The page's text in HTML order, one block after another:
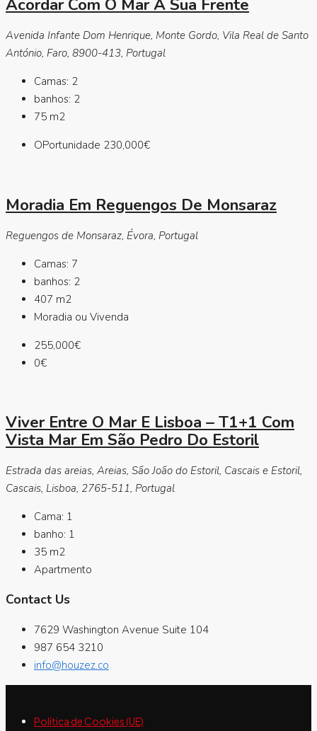
Acordar Com O Mar À Sua Frente
Avenida Infante Dom Henrique, Monte Gordo, Vila Real de Santo
António, Faro, 8900-413, Portugal
Camas: 2
banhos: 2
75 m2
OPortunidade 230,000€
Moradia Em Reguengos De Monsaraz
Reguengos de Monsaraz, Évora, Portugal
Camas: 7
banhos: 2
407 m2
Moradia ou Vivenda
255,000€
0€
Viver Entre O Mar E Lisboa – T1+1 Com
Vista Mar Em São Pedro Do Estoril
Estrada das areias, Areias, São João do Estoril, Cascais e Estoril,
Cascais, Lisboa, 2765-511, Portugal
Cama: 1
banho: 1
35 m2
Apartmento
Contact Us
7629 Washington Avenue Suite 104
987 654 3210
info@houzez.co
Política de Cookies (UE)